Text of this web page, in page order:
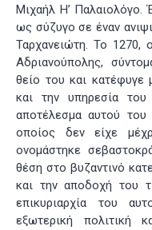
Μιχαήλ Η’ Παλαιολόγο.
ως σύζυγο σε έναν
Ταρχανειώτη. Το 1270,
Αδριανούπολης,
θείο του και κατέφυγε
και την υπηρεσία
αποτέλεσμα αυτού
οποίος δεν είχε
ονομάστηκε
θέση στο βυζαντινό
και την αποδοχή του
επικυριαρχία του
εξωτερική πολιτική